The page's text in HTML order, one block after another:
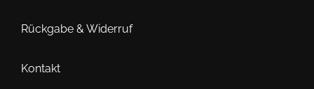
Rückgabe & Widerruf
Kontakt